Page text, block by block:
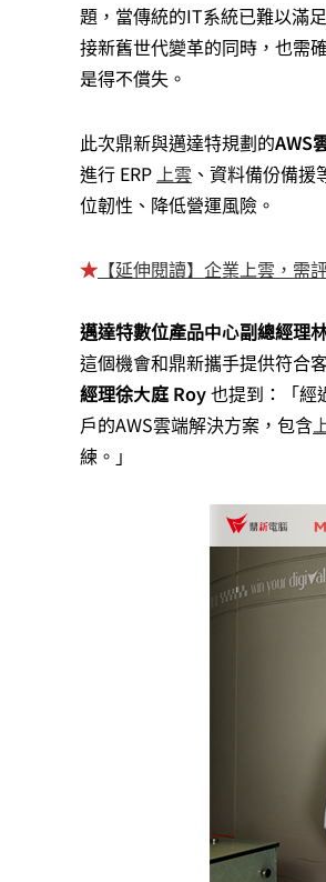
題，當傳統的IT系統已難以滿
接新舊世代變革的同時，也需
是得不償失。
此次鼎新與邁達特規劃的AWS
進行 ERP上雲 、資料備份備
位韌性、降低營運風險。
★ 【延伸閱讀】企業上雲，需
邁達特數位產品中心副總經理
這個機會和鼎新攜手提供符合
經理徐大庭 Roy也提到：「經
戶的AWS雲端解決方案，包含
練。」